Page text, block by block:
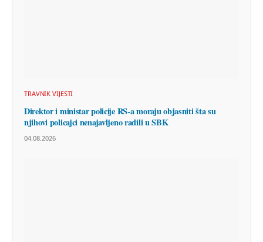
TRAVNIK VIJESTI
Direktor i ministar policije RS-a moraju objasniti šta su
njihovi policajci nenajavljeno radili u SBK
04.08.2026